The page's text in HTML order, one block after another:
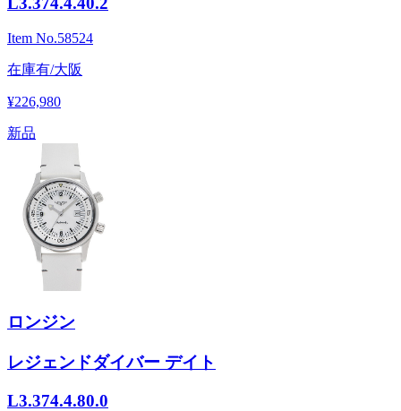
Item No.58524
在庫有/大阪
¥226,980
新品
ロンジン
レジェンドダイバー デイト
L3.374.4.80.0